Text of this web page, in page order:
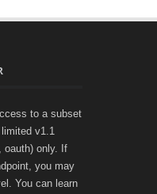
to a subset
v1.1
oauth) only. If
you may
You can learn